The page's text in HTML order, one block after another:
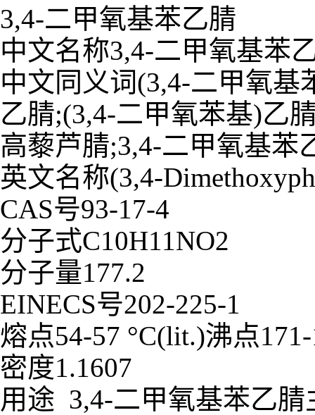
3,4-二甲氧基苯乙腈
中文名称3,4-二甲氧基苯
中文同义词(3,4-二甲氧基
乙腈;(3,4-二甲氧苯基)乙
高藜芦腈;3,4-二甲氧基苯
英文名称(3,4-
CAS号93-17-4
分子式C10H11NO2
分子量177.2
EINECS号202-225-1
熔点54-57 °C(lit.)沸点
密度1.1607
用途 3,4-二甲氧基苯乙